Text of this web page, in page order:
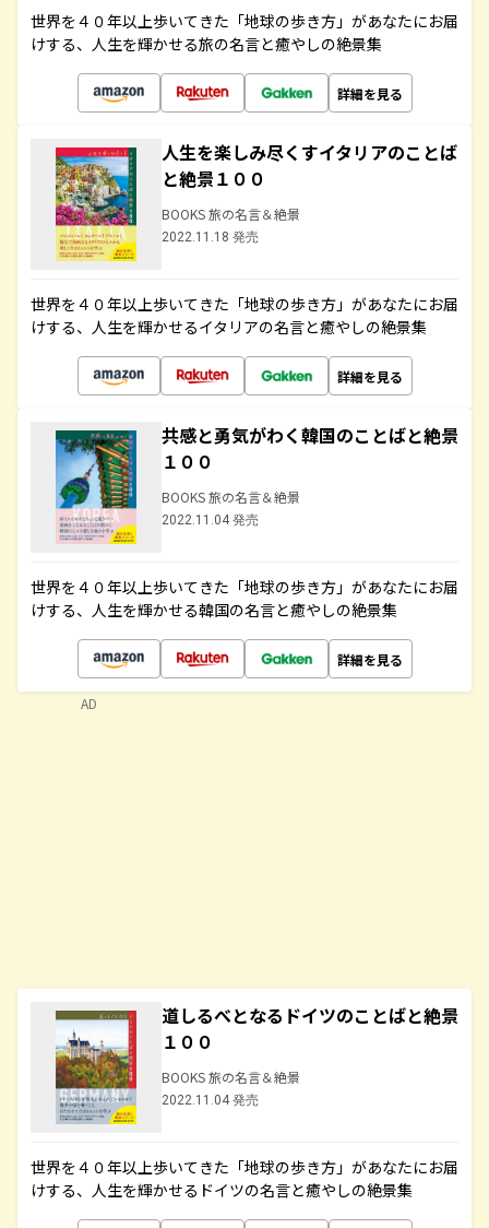
世界を４０年以上歩いてきた「地球の歩き方」があなたにお届
けする、人生を輝かせる旅の名言と癒やしの絶景集
詳細を見る
人生を楽しみ尽くすイタリアのことば
と絶景１００
BOOKS 旅の名言＆絶景
2022.11.18 発売
世界を４０年以上歩いてきた「地球の歩き方」があなたにお届
けする、人生を輝かせるイタリアの名言と癒やしの絶景集
詳細を見る
共感と勇気がわく韓国のことばと絶景
１００
BOOKS 旅の名言＆絶景
2022.11.04 発売
世界を４０年以上歩いてきた「地球の歩き方」があなたにお届
けする、人生を輝かせる韓国の名言と癒やしの絶景集
詳細を見る
道しるべとなるドイツのことばと絶景
１００
BOOKS 旅の名言＆絶景
2022.11.04 発売
世界を４０年以上歩いてきた「地球の歩き方」があなたにお届
けする、人生を輝かせるドイツの名言と癒やしの絶景集
AD